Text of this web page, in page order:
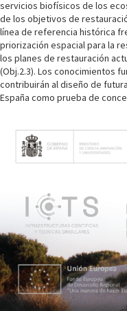
servicios biofísicos de los
de los objetivos de
línea de referencia histórica
priorización espacial para la
los planes de restauración
(Obj.2.3). Los conocimientos
contribuirán al diseño de
España como prueba de